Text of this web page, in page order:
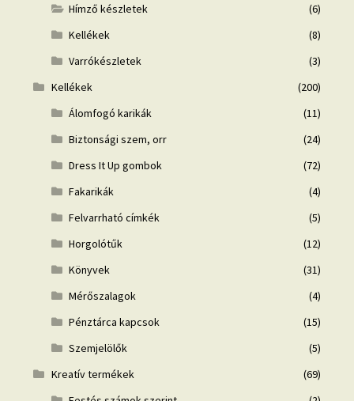
Hímző készletek
(6)
Kellékek
(8)
Varrókészletek
(3)
Kellékek
(200)
Álomfogó karikák
(11)
Biztonsági szem, orr
(24)
Dress It Up gombok
(72)
Fakarikák
(4)
Felvarrható címkék
(5)
Horgolótűk
(12)
Könyvek
(31)
Mérőszalagok
(4)
Pénztárca kapcsok
(15)
Szemjelölők
(5)
Kreatív termékek
(69)